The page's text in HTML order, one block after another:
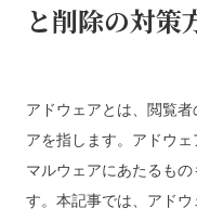
Quantsマガジ
お問い合わせ
と削除の対策
アドウェアとは、閲覧
アを指します。アドウ
マルウェアにあたるも
す。本記事では、アド